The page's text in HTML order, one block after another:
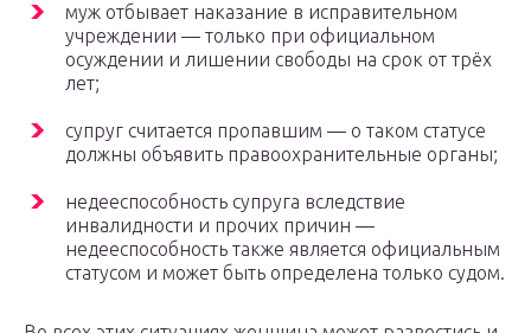
муж отбывает наказание в исправительном
учреждении — только при официальном
осуждении и лишении свободы на срок от трёх
лет;
супруг считается пропавшим — о таком статусе
должны объявить правоохранительные органы;
недееспособность супруга вследствие
инвалидности и прочих причин —
недееспособность также является официальным
статусом и может быть определена только судом.